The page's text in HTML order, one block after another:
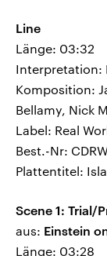
Line
Länge: 03:32
Interpretation:
Komposition:
Bellamy, Nick
Label: Real
Best.-Nr:
Plattentitel: Isla
Scene 1: Trial/
aus: Einstein
Länge: 03:28